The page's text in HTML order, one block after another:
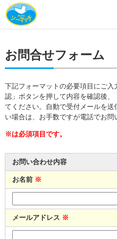
お問合せフォーム
下記フォーマットの必要項目にご
認」ボタンを押して内容を確認後
てください。自動で受付メールを
い場合は、お手数ですが電話でお問
※は必須項目です。
お問い合わせ内容
お名前 ※
メールアドレス ※